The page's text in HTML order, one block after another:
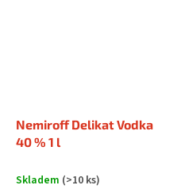
Nemiroff Delikat Vodka
40 % 1 l
Skladem (>10 ks)